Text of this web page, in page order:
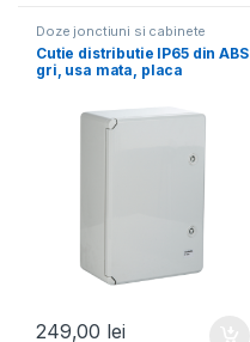
Doze jonctiuni si cabinete
Cutie distributie IP65 din ABS
gri, usa mata, placa
249,00 lei